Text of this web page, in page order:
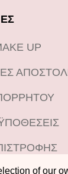
UP
of our